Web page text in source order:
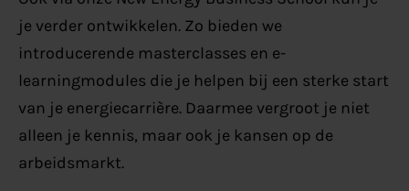
je verder ontwikkelen. Zo bieden we
introducerende masterclasses en e-
learningmodules die je helpen bij een sterke start
van je energiecarrière. Daarmee vergroot je niet
alleen je kennis, maar ook je kansen op de
arbeidsmarkt.